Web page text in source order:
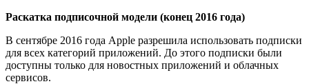
Раскатка подписочной модели (конец 2016 года)
В сентябре 2016 года Apple разрешила использовать подписки
для всех категорий приложений. До этого подписки были
доступны только для новостных приложений и облачных
сервисов.